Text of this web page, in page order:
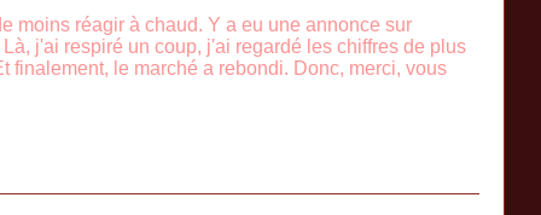
moins réagir à chaud. Y a eu une annonce sur
j'ai respiré un coup, j'ai regardé les chiffres de plus
finalement, le marché a rebondi. Donc, merci, vous